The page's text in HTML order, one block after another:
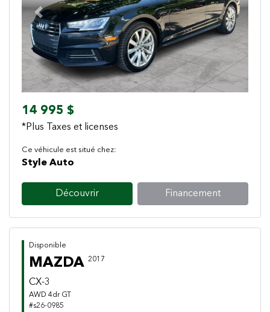
Previous Next
14 995 $
*Plus Taxes et licenses
Ce véhicule est situé chez:
Style Auto
Découvrir Financement
Disponible
MAZDA 2017
CX-3
AWD 4dr GT
#s26-0985